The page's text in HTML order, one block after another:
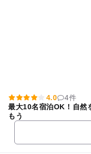
4.0
4件
最大10名宿泊OK！自然
もう